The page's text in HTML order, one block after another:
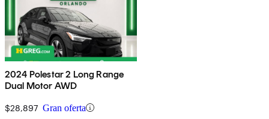
2024 Polestar 2 Long Range
Dual Motor AWD
$28,897 Gran oferta